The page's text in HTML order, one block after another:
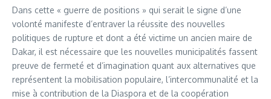
Dans cette « guerre de positions » qui serait le signe d’une
volonté manifeste d’entraver la réussite des nouvelles
politiques de rupture et dont a été victime un ancien maire de
Dakar, il est nécessaire que les nouvelles municipalités fassent
preuve de fermeté et d’imagination quant aux alternatives que
représentent la mobilisation populaire, l’intercommunalité et la
mise à contribution de la Diaspora et de la coopération